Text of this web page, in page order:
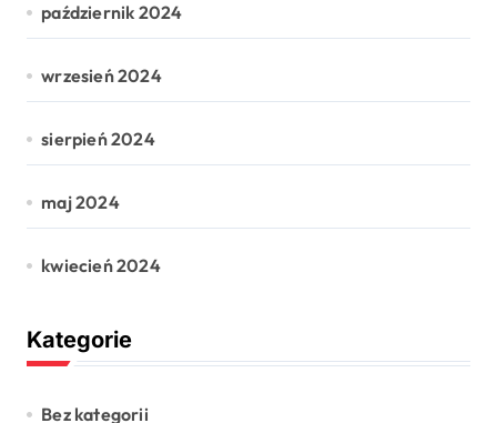
październik 2024
wrzesień 2024
sierpień 2024
maj 2024
kwiecień 2024
Kategorie
Bez kategorii